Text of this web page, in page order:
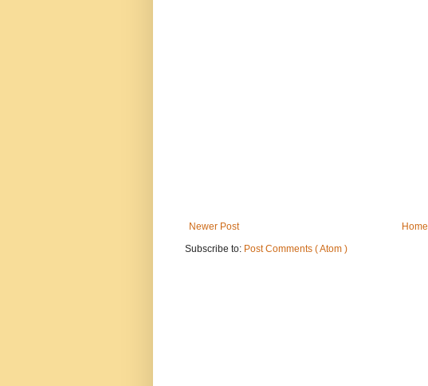
Newer Post
Home
Subscribe to: Post Comments ( Atom )